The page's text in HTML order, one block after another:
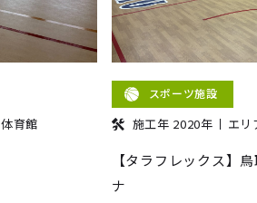
体育館
スポーツ施設
施工年 2020年 エリ
【タラフレックス】
ナ